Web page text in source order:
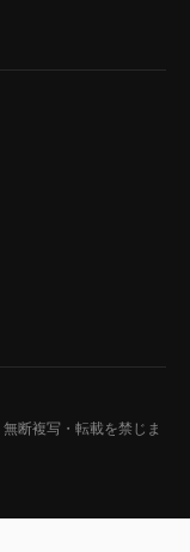
無断複写・転載を禁じま